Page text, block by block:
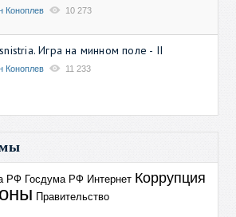
Коноплев 10 273
Игра на минном поле - II
Коноплев 11 233
РФ Госдума РФ Интернет Коррупция
Правительство